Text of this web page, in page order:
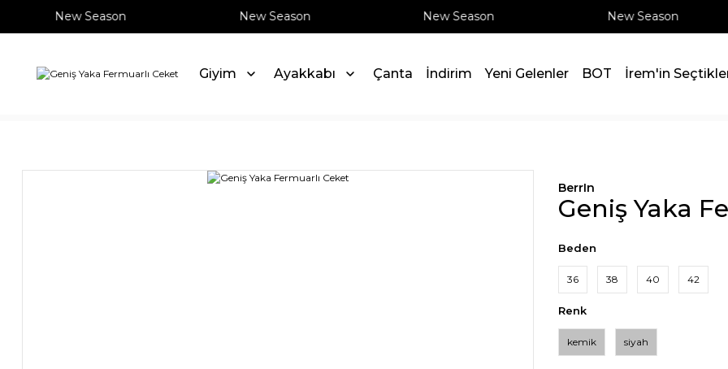
New Season New Season New Season New Season
Giyim Ayakkabı Çanta İndirim Yeni Gelenler BOT İrem'in
BerrIn
Geniş Yaka
Beden
36 38 40 42
Renk
kemik siyah